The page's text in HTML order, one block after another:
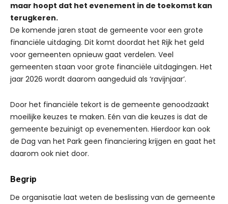
maar hoopt dat het evenement in de toekomst kan
terugkeren.
De komende jaren staat de gemeente voor een grote
financiële uitdaging. Dit komt doordat het Rijk het geld
voor gemeenten opnieuw gaat verdelen. Veel
gemeenten staan voor grote financiële uitdagingen. Het
jaar 2026 wordt daarom aangeduid als ‘ravijnjaar’.
Door het financiële tekort is de gemeente genoodzaakt
moeilijke keuzes te maken. Eén van die keuzes is dat de
gemeente bezuinigt op evenementen. Hierdoor kan ook
de Dag van het Park geen financiering krijgen en gaat het
daarom ook niet door.
Begrip
De organisatie laat weten de beslissing van de gemeente